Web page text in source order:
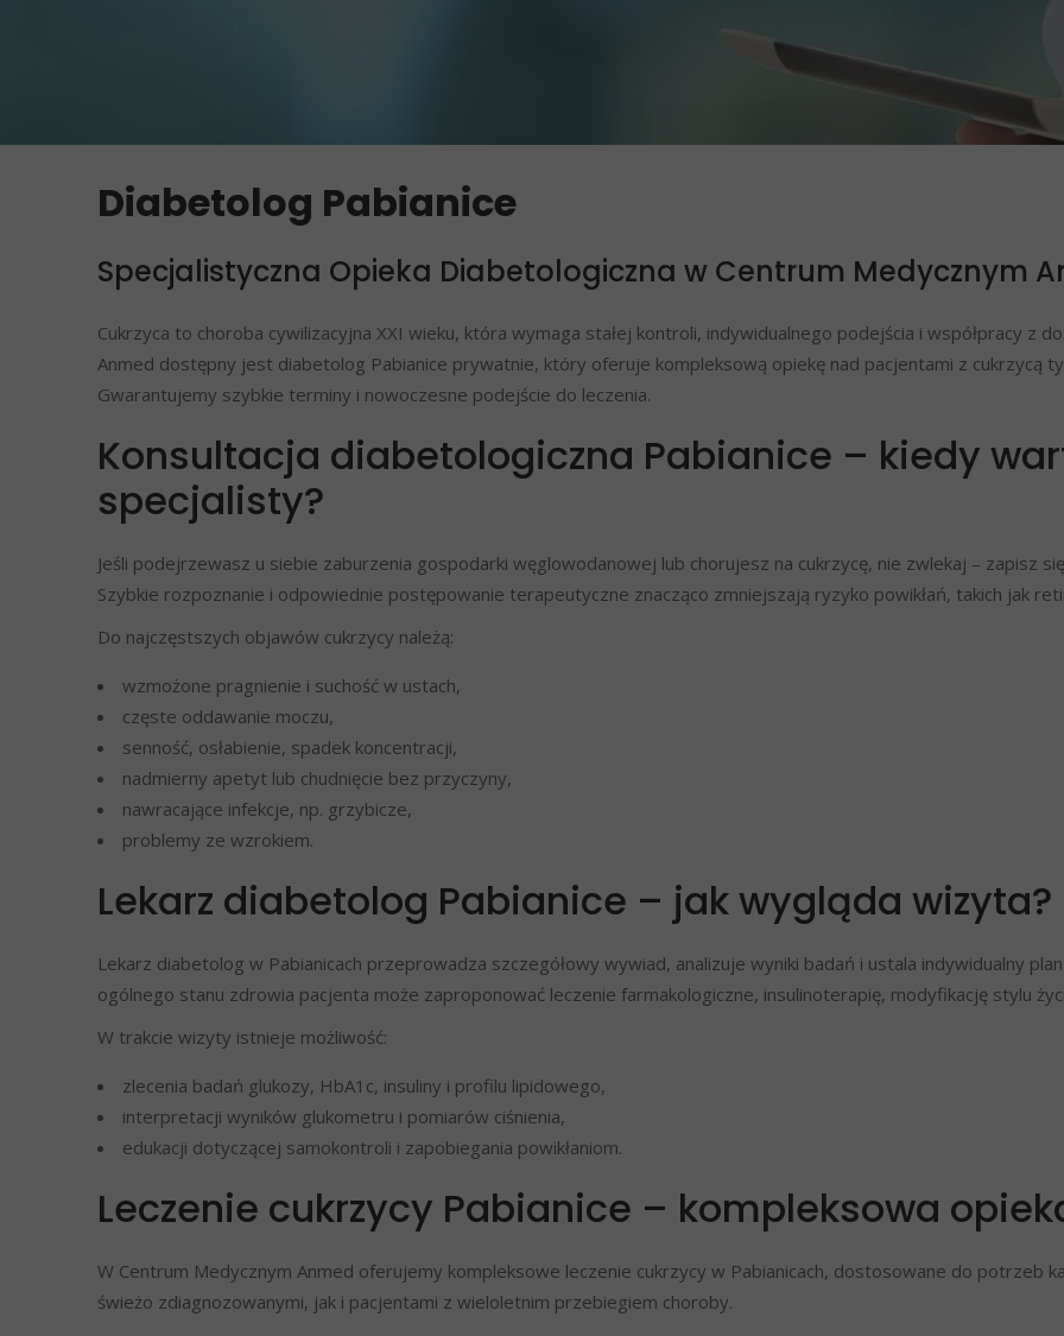
Diabetolog Pabianice
Specjalistyczna Opieka Diabetologiczna w Centrum Medycznym
Cukrzyca to choroba cywilizacyjna XXI wieku, która wymaga stałej kontroli, indywidualnego podejścia i współpracy z
Anmed dostępny jest diabetolog Pabianice prywatnie, który oferuje kompleksową opiekę nad pacjentami z cukrzycą
Gwarantujemy szybkie terminy i nowoczesne podejście do leczenia.
Konsultacja diabetologiczna Pabianice – kiedy
specjalisty?
Jeśli podejrzewasz u siebie zaburzenia gospodarki węglowodanowej lub chorujesz na cukrzycę, nie zwlekaj – zapisz
Szybkie rozpoznanie i odpowiednie postępowanie terapeutyczne znacząco zmniejszają ryzyko powikłań, takich jak
Do najczęstszych objawów cukrzycy należą:
wzmożone pragnienie i suchość w ustach,
częste oddawanie moczu,
senność, osłabienie, spadek koncentracji,
nadmierny apetyt lub chudnięcie bez przyczyny,
nawracające infekcje, np. grzybicze,
problemy ze wzrokiem.
Lekarz diabetolog Pabianice – jak wygląda wizyta?
Lekarz diabetolog w Pabianicach przeprowadza szczegółowy wywiad, analizuje wyniki badań i ustala indywidualny
ogólnego stanu zdrowia pacjenta może zaproponować leczenie farmakologiczne, insulinoterapię, modyfikację stylu
W trakcie wizyty istnieje możliwość:
zlecenia badań glukozy, HbA1c, insuliny i profilu lipidowego,
interpretacji wyników glukometru i pomiarów ciśnienia,
edukacji dotyczącej samokontroli i zapobiegania powikłaniom.
Leczenie cukrzycy Pabianice – kompleksowa
W Centrum Medycznym Anmed oferujemy kompleksowe leczenie cukrzycy w Pabianicach, dostosowane do potrzeb
świeżo zdiagnozowanymi, jak i pacjentami z wieloletnim przebiegiem choroby.